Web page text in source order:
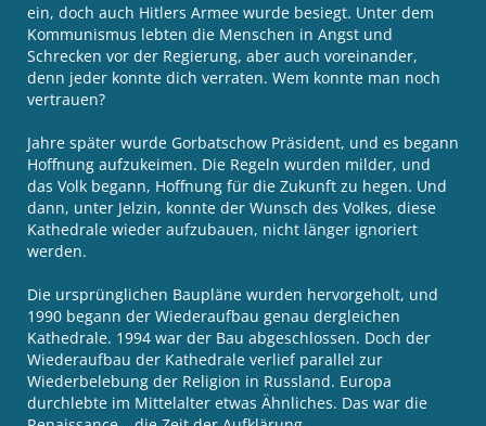
ein, doch auch Hitlers Armee wurde besiegt. Unter dem
Kommunismus lebten die Menschen in Angst und
Schrecken vor der Regierung, aber auch voreinander,
denn jeder konnte dich verraten. Wem konnte man noch
vertrauen?
Jahre später wurde Gorbatschow Präsident, und es begann
Hoffnung aufzukeimen. Die Regeln wurden milder, und
das Volk begann, Hoffnung für die Zukunft zu hegen. Und
dann, unter Jelzin, konnte der Wunsch des Volkes, diese
Kathedrale wieder aufzubauen, nicht länger ignoriert
werden.
Die ursprünglichen Baupläne wurden hervorgeholt, und
1990 begann der Wiederaufbau genau dergleichen
Kathedrale. 1994 war der Bau abgeschlossen. Doch der
Wiederaufbau der Kathedrale verlief parallel zur
Wiederbelebung der Religion in Russland. Europa
durchlebte im Mittelalter etwas Ähnliches. Das war die